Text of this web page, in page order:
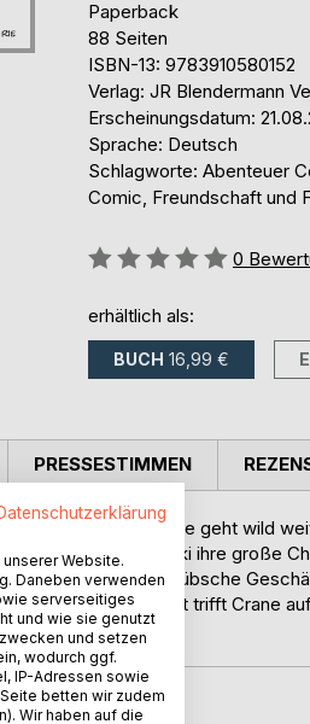
Paperback
88 Seiten
ISBN-13: 9783910580152
Verlag: JR Blendermann
Erscheinungsdatum:
Sprache: Deutsch
Schlagworte: Abenteuer
Comic, Freundschaft und
Bewertung::
0
erhältlich als:
BUCH 16,99 €
und Professor Crane geht wild
sieht Captain Uvenki ihre große
unbemerkt. Eine hübsche
Laborexperiment trifft Crane
PRESSESTIMMEN
Website.
Daneben verwenden
serverseitiges
und wie sie genutzt
und setzen
wodurch ggf.
IP-Adressen sowie
betten wir zudem
Wir haben auf die